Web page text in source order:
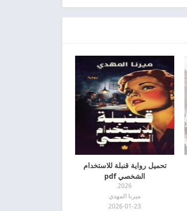
تحميل رواية قنبلة للاستخدام
الشخصي pdf
2026
ميرنا المهدي
2026-01-23